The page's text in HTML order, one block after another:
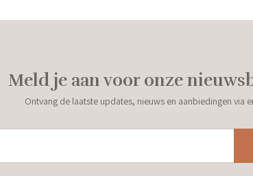
Meld je aan voor onze
Ontvang de laatste updates, nieuws en aanbiedingen via